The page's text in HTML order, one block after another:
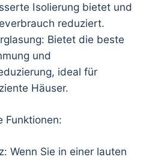
Isolierung bietet und
reduziert.
Bietet die beste
und
ideal für
Häuser.
Funktionen:
Wenn Sie in einer lauten